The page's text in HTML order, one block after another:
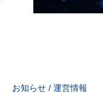
お知らせ / 運営情報